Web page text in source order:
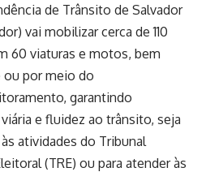
de Trânsito de Salvador
vai mobilizar cerca de 110
60 viaturas e motos, bem
ou por meio do
garantindo
e fluidez ao trânsito, seja
atividades do Tribunal
(TRE) ou para atender às